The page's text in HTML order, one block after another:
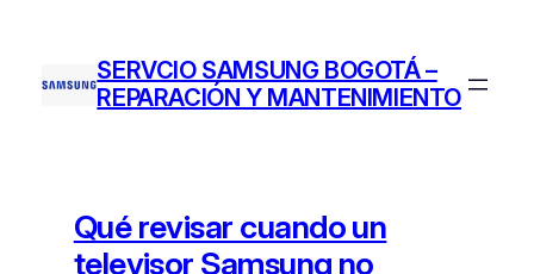
contenido SERVCIO SAMSUNG BOGOTÁ –
REPARACIÓN Y MANTENIMIENTO
Qué revisar cuando un
televisor Samsung no